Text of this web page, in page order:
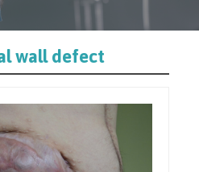
wall defect